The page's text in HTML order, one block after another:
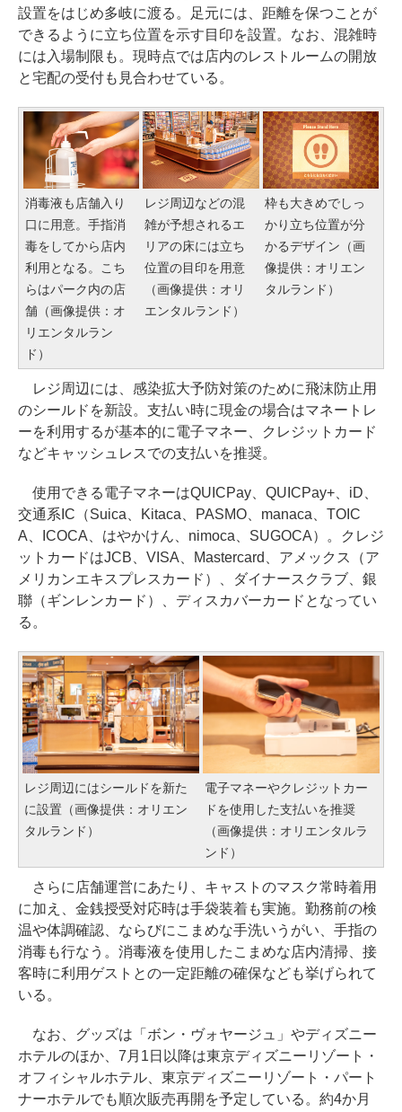
設置をはじめ多岐に渡る。足元には、距離を保つことが
できるように立ち位置を示す目印を設置。なお、混雑時
には入場制限も。現時点では店内のレストルームの開放
と宅配の受付も見合わせている。
消毒液も店舗入り
口に用意。手指消
毒をしてから店内
利用となる。こち
らはパーク内の店
舗（画像提供：オ
リエンタルラン
ド）
レジ周辺などの混
雑が予想されるエ
リアの床には立ち
位置の目印を用意
（画像提供：オリ
エンタルランド）
枠も大きめでしっ
かり立ち位置が分
かるデザイン（画
像提供：オリエン
タルランド）
レジ周辺には、感染拡大予防対策のために飛沫防止用
のシールドを新設。支払い時に現金の場合はマネートレ
ーを利用するが基本的に電子マネー、クレジットカード
などキャッシュレスでの支払いを推奨。
使用できる電子マネーはQUICPay、QUICPay+、iD、
交通系IC（Suica、Kitaca、PASMO、manaca、TOIC
A、ICOCA、はやかけん、nimoca、SUGOCA）。クレジ
ットカードはJCB、VISA、Mastercard、アメックス（ア
メリカンエキスプレスカード）、ダイナースクラブ、銀
聯（ギンレンカード）、ディスカバーカードとなってい
る。
レジ周辺にはシールドを新た
に設置（画像提供：オリエン
タルランド）
電子マネーやクレジットカー
ドを使用した支払いを推奨
（画像提供：オリエンタルラ
ンド）
さらに店舗運営にあたり、キャストのマスク常時着用
に加え、金銭授受対応時は手袋装着も実施。勤務前の検
温や体調確認、ならびにこまめな手洗いうがい、手指の
消毒も行なう。消毒液を使用したこまめな店内清掃、接
客時に利用ゲストとの一定距離の確保なども挙げられて
いる。
なお、グッズは「ボン・ヴォヤージュ」やディズニー
ホテルのほか、7月1日以降は東京ディズニーリゾート・
オフィシャルホテル、東京ディズニーリゾート・パート
ナーホテルでも順次販売再開を予定している。約4か月